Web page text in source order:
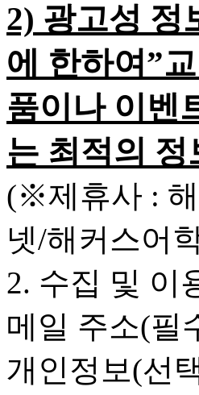
2) 광고성 정
에 한하여”
품이나 이벤
는 최적의 정
(※제휴사 :
넷/해커스어
2. 수집 및 이
메일 주소(필
개인정보(선